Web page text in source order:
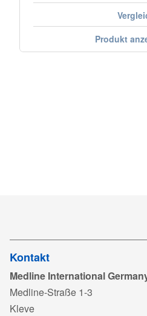
Produkt
Kontakt
Medline International
Medline-Straße 1-3
Kleve